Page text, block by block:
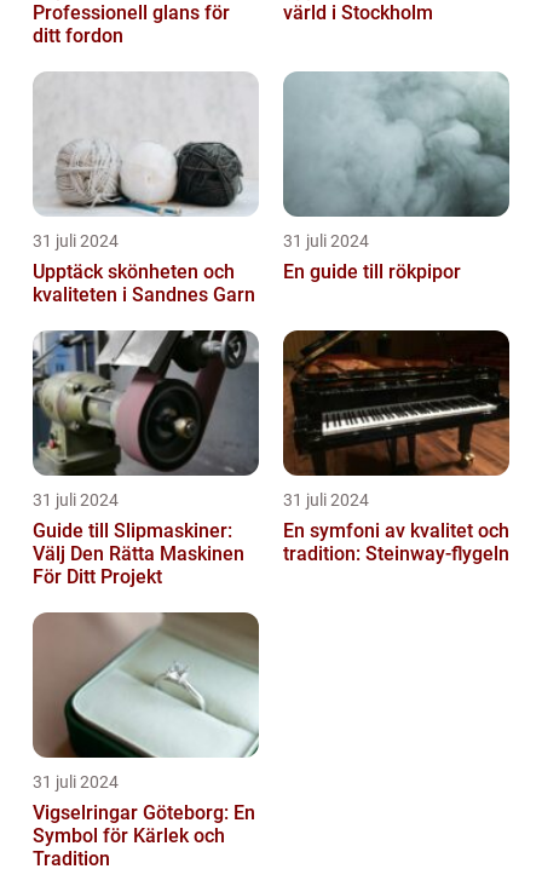
Professionell glans för
ditt fordon
värld i Stockholm
31 juli 2024
Upptäck skönheten och
kvaliteten i Sandnes Garn
31 juli 2024
En guide till rökpipor
31 juli 2024
Guide till Slipmaskiner:
Välj Den Rätta Maskinen
För Ditt Projekt
31 juli 2024
En symfoni av kvalitet och
tradition: Steinway-flygeln
31 juli 2024
Vigselringar Göteborg: En
Symbol för Kärlek och
Tradition